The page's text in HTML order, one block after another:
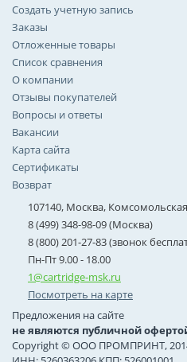
Создать учетную запись
Заказы
Отложенные товары
Список сравнения
О компании
Отзывы покупателей
Вопросы и ответы
Вакансии
Карта сайта
Сертификаты
Возврат
107140, Москва,
8 (499) 348-98-09 (Москва)
8 (800) 201-27-83 (звонок
Пн-Пт 9.00 - 18.00
1@cartridge-msk.ru
Посмотреть на карте
Предложения на сайте
не являются публичной
Copyright © ООО ПРОМПРИНТ,